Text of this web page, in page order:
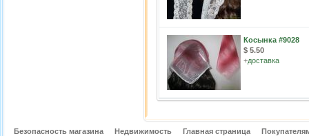
Косынка #9028
$ 5.50
+доставка
Безопасность магазина Недвижимость Главная страница